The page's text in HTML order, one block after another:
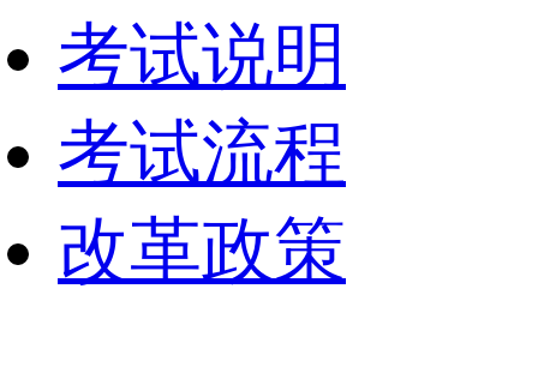
考试说明
考试流程
改革政策